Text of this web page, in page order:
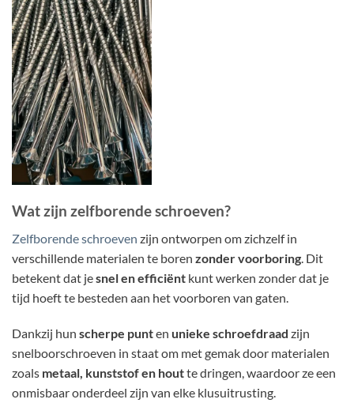
Wat zijn zelfborende schroeven?
Zelfborende schroeven zijn ontworpen om zichzelf in
verschillende materialen te boren zonder voorboring . Dit
betekent dat jesnel en efficiënt kunt werken zonder dat je
tijd hoeft te besteden aan het voorboren van gaten.
Dankzij hun scherpe punten unieke schroefdraad zijn
snelboorschroeven in staat om met gemak door materialen
zoals metaal, kunststof en houtte dringen, waardoor ze een
onmisbaar onderdeel zijn van elke klusuitrusting.